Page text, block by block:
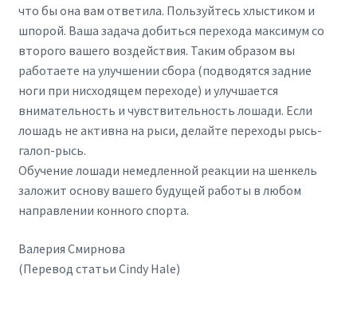
что бы она вам ответила. Пользуйтесь хлыстиком и
шпорой. Ваша задача добиться перехода максимум со
второго вашего воздействия. Таким образом вы
работаете на улучшении сбора (подводятся задние
ноги при нисходящем переходе) и улучшается
внимательность и чувствительность лошади. Если
лошадь не активна на рыси, делайте переходы рысь-
галоп-рысь.
Обучение лошади немедленной реакции на шенкель
заложит основу вашего будущей работы в любом
направлении конного спорта.
Валерия Смирнова
(Перевод статьи Cindy Hale)